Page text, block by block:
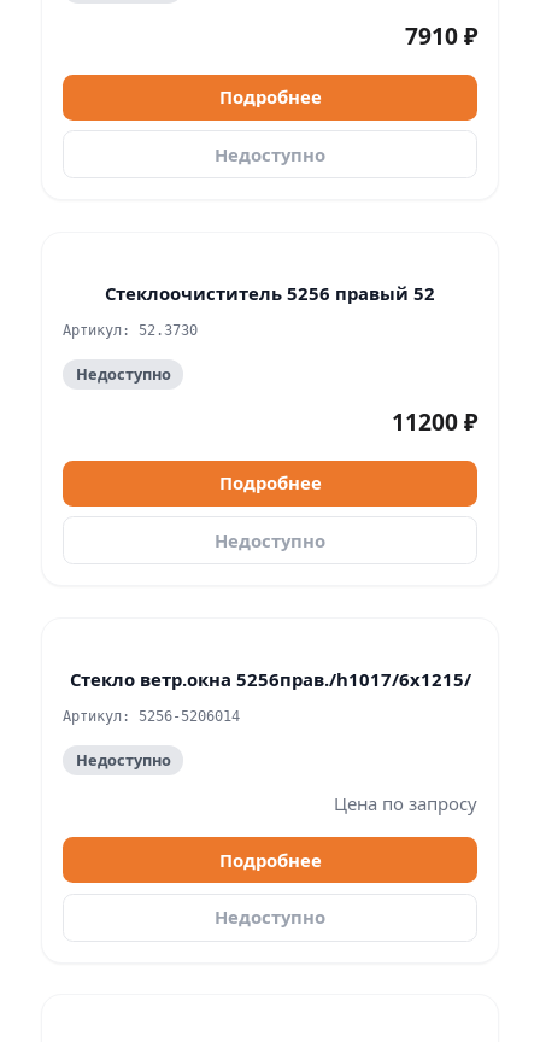
7910 ₽
Подробнее
Недоступно
Стеклоочиститель 5256 правый 52
Артикул: 52.3730
Недоступно
11200 ₽
Подробнее
Недоступно
Стекло ветр.окна 5256прав./h1017/6х1215/
Артикул: 5256-5206014
Недоступно
Цена по запросу
Подробнее
Недоступно